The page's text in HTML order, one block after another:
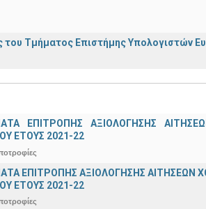
του Τμήματος Επιστήμης Υπολογιστών
ΕΠΙΤΡΟΠΗΣ ΑΞΙΟΛΟΓΗΣΗΣ
ΕΤΟΥΣ 2021-22
ΕΠΙΤΡΟΠΗΣ ΑΞΙΟΛΟΓΗΣΗΣ ΑΙΤΗΣΕΩΝ
ΕΤΟΥΣ 2021-22